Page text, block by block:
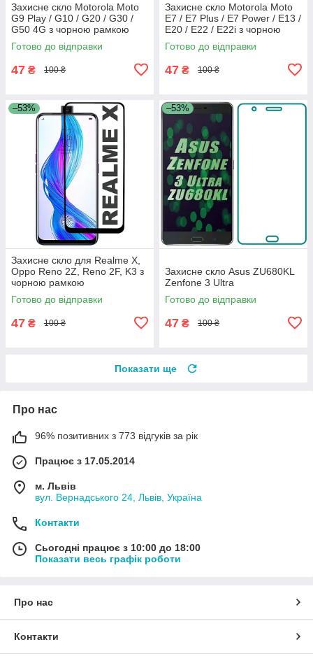
Захисне скло Motorola Moto
G9 Play / G10 / G20 / G30 /
G50 4G з чорною рамкою
Готово до відправки
47 ₴ 100 ₴
Захисне скло Motorola Moto
E7 / E7 Plus / E7 Power / E13 /
E20 / E22 / E22i з чорною
рамкою
Готово до відправки
47 ₴ 100 ₴
–53%
Захисне скло для Realme X,
Oppo Reno 2Z, Reno 2F, K3 з
чорною рамкою
Готово до відправки
47 ₴ 100 ₴
–53%
Захисне скло Asus ZU680KL
Zenfone 3 Ultra
Готово до відправки
47 ₴ 100 ₴
Показати ще
Про нас
96% позитивних з 773 відгуків за рік
Працює з 17.05.2014
м. Львів
вул. Вернадського 24, Львів, Україна
Контакти
Сьогодні працює з 10:00 до 18:00
Показати весь графік роботи
Про нас
Контакти